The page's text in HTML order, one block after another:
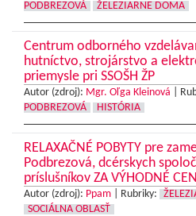
PODBREZOVÁ
ŽELEZIARNE DOMA
Centrum odborného
hutníctvo, strojárstvo a
priemysle pri SSOŠH ŽP
Autor (zdroj): Mgr. Oľga Kleinová
PODBREZOVÁ
HISTÓRIA
RELAXAČNÉ POBYTY pre
Podbrezová, dcérskych
príslušníkov ZA VÝHODNÉ
Autor (zdroj): Ppam Rubriky:
SOCIÁLNA OBLASŤ